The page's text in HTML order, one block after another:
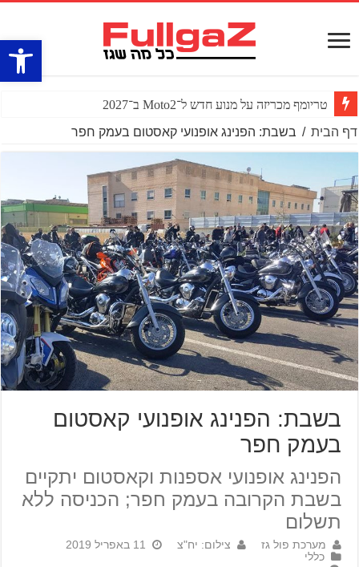
פתח
טריומף מכריזה על מנוע חדש ל־Moto2 ב־2027
דף הבית / בשבת: הפנינג אופנועי קאסטום בעמק חפר
בשבת: הפנינג אופנועי קאסטום
בעמק חפר
הפנינג אופנועי אספנות וקאסטום יתקיים
בשבת הקרובה בעמק חפר; הכניסה ללא
תשלום
מערכת פול גז צילום: יח"צ
11 באפריל 2019
כללי